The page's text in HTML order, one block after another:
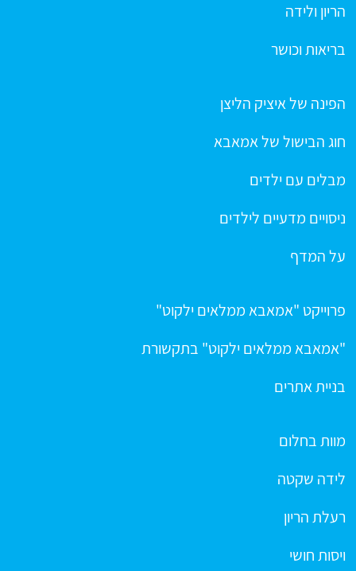
הריון ולידה
בריאות וכושר
הפינה של איציק הליצן
חוג הבישול של אמאבא
מבלים עם ילדים
ניסויים מדעיים לילדים
על המדף
פרוייקט "אמאבא ממלאים ילקוט"
"אמאבא ממלאים ילקוט" בתקשורת
בניית אתרים
מוות בחלום
לידה שקטה
רעלת הריון
ויסות חושי